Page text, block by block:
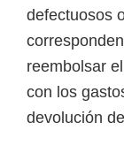
defectuosos
reembolsar
con los
devolución